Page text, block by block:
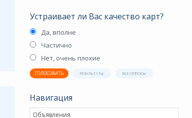
Устраивает ли Вас качество карт?
Да, вполне
Частично
Нет, очень плохие
ГОЛОСОВАТЬ РЕЗУЛЬТАТЫ ВСЕ ОПРОСЫ
Навигация
Объявления